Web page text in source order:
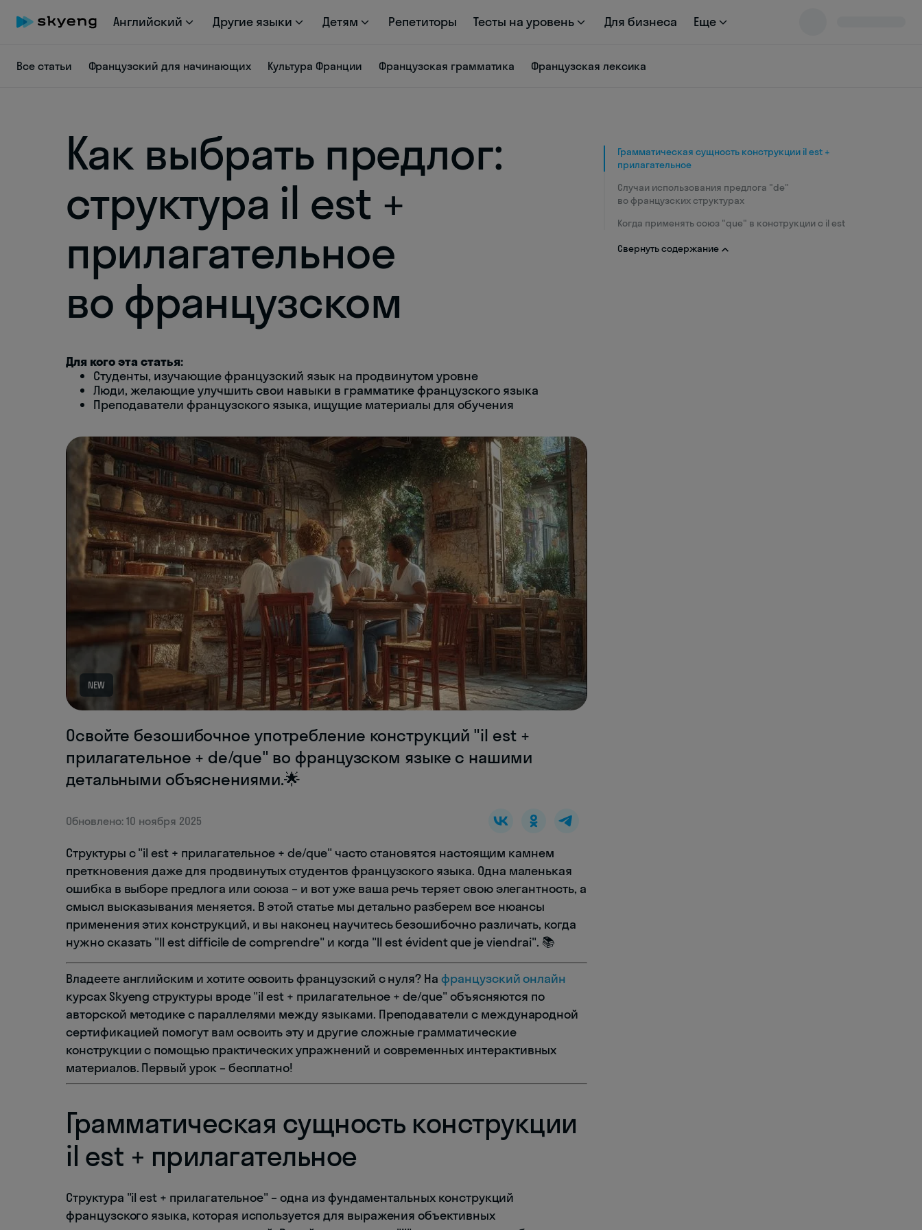
Английский Другие языки Детям Репетиторы Тесты на уровень Для бизнеса Еще
Все статьи Французский для начинающих Культура Франции Французская грамматика Французская лексика
Как выбрать предлог:
структура il est +
прилагательное
во французском
Для кого эта статья:
Студенты, изучающие французский язык на продвинутом уровне
Люди, желающие улучшить свои навыки в грамматике французского языка
Преподаватели французского языка, ищущие материалы для обучения
NEW
Освойте безошибочное употребление конструкций "il est +
прилагательное + de/que" во французском языке с нашими
детальными объяснениями.🌟
Обновлено: 10 ноября 2025
Структуры с "il est + прилагательное + de/que" часто становятся настоящим камнем
преткновения даже для продвинутых студентов французского языка. Одна маленькая
ошибка в выборе предлога или союза – и вот уже ваша речь теряет свою элегантность, а
смысл высказывания меняется. В этой статье мы детально разберем все нюансы
применения этих конструкций, и вы наконец научитесь безошибочно различать, когда
нужно сказать "Il est difficile de comprendre" и когда "Il est évident que je viendrai". 📚
Владеете английским и хотите освоить французский с нуля? Нафранцузский онлайн
курсах Skyeng структуры вроде "il est + прилагательное + de/que" объясняются по
авторской методике с параллелями между языками. Преподаватели с международной
сертификацией помогут вам освоить эту и другие сложные грамматические
конструкции с помощью практических упражнений и современных интерактивных
материалов. Первый урок – бесплатно!
Грамматическая сущность конструкции
il est + прилагательное
Структура "il est + прилагательное" – одна из фундаментальных конструкций
французского языка, которая используется для выражения объективных
Грамматическая сущность конструкции il est +
прилагательное
Случаи использования предлога "de"
во французских структурах
Когда применять союз "que" в конструкции с il est
Свернуть содержание